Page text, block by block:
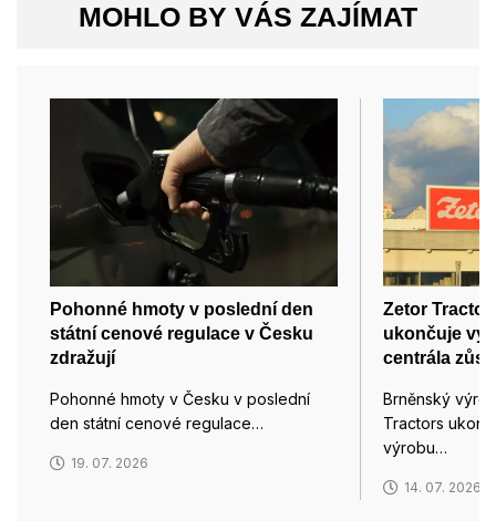
MOHLO BY VÁS ZAJÍMAT
Pohonné hmoty v poslední den
státní cenové regulace v Česku
zdražují
Pohonné hmoty v Česku v poslední
den státní cenové regulace…
19. 07. 2026
Zetor
ukončuje
centrála
Brněnský
Tractors
výrobu…
14. 07. 2026